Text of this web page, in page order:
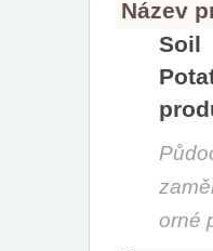
Název
orné